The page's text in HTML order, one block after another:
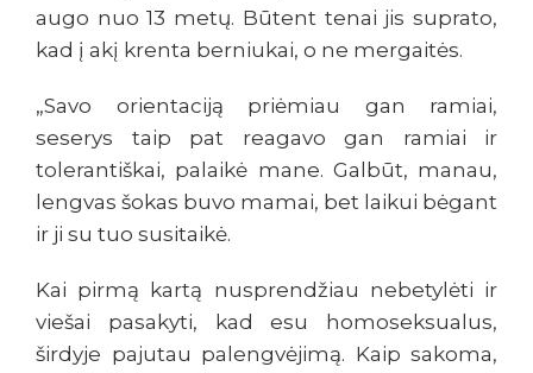
augo nuo 13 metų. Būtent tenai jis suprato,
kad į akį krenta berniukai, o ne mergaitės.
„Savo orientaciją priėmiau gan ramiai,
seserys taip pat reagavo gan ramiai ir
tolerantiškai, palaikė mane. Galbūt, manau,
lengvas šokas buvo mamai, bet laikui bėgant
ir ji su tuo susitaikė.
Kai pirmą kartą nusprendžiau nebetylėti ir
viešai pasakyti, kad esu homoseksualus,
širdyje pajutau palengvėjimą. Kaip sakoma,